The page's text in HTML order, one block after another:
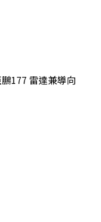
177 雷達兼導向